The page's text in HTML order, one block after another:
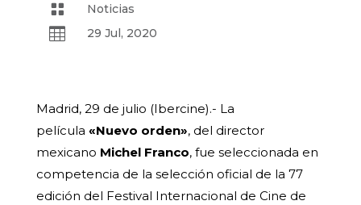
 Noticias
 29 Jul, 2020
Madrid, 29 de julio (Ibercine).- La
película «Nuevo orden», del director
mexicano Michel Franco, fue seleccionada en
competencia de la selección oficial de la 77
edición del Festival Internacional de Cine de